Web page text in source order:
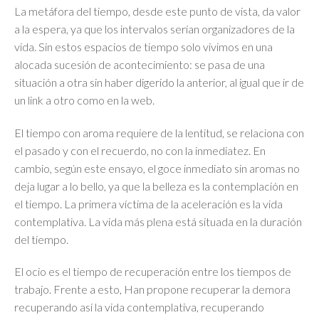
La metáfora del tiempo, desde este punto de vista, da valor
a la espera, ya que los intervalos serían organizadores de la
vida. Sin estos espacios de tiempo solo vivimos en una
alocada sucesión de acontecimiento: se pasa de una
situación a otra sin haber digerido la anterior, al igual que ir de
un link a otro como en la web.
El tiempo con aroma requiere de la lentitud, se relaciona con
el pasado y con el recuerdo, no con la inmediatez. En
cambio, según este ensayo, el goce inmediato sin aromas no
deja lugar a lo bello, ya que la belleza es la contemplación en
el tiempo. La primera víctima de la aceleración es la vida
contemplativa. La vida más plena está situada en la duración
del tiempo.
El ocio es el tiempo de recuperación entre los tiempos de
trabajo. Frente a esto, Han propone recuperar la demora
recuperando así la vida contemplativa, recuperando